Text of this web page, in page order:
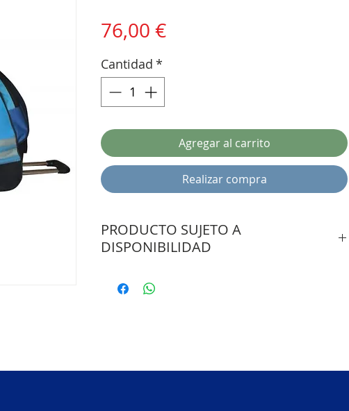
76,00 €
Cantidad *
Agregar al carrito
Realizar compra
PRODUCTO SUJETO A
DISPONIBILIDAD